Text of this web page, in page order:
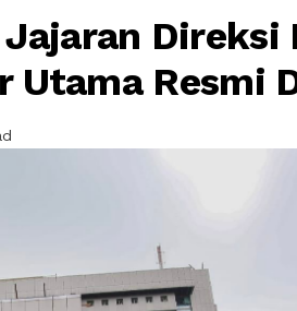
Jajaran Direksi
Utama Resmi